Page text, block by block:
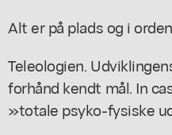
Alt er på plads og i
Teleologien.
forhånd kendt mål. In
»totale psyko-fysiske